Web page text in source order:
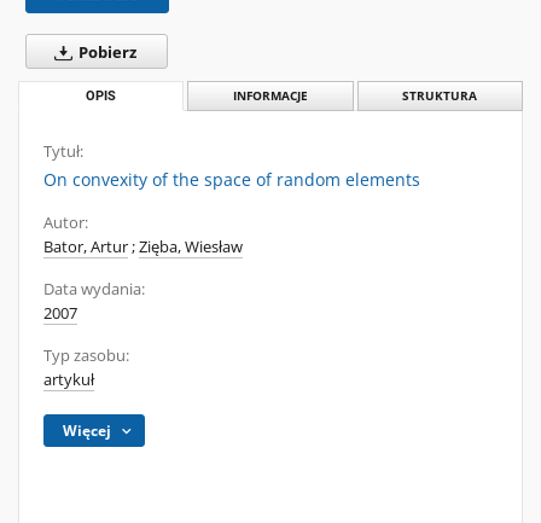
Pobierz
OPIS INFORMACJE STRUKTURA
Tytuł:
On convexity of the space of random elements
Autor:
Bator, Artur;Zięba, Wiesław
Data wydania:
2007
Typ zasobu:
artykuł
Więcej